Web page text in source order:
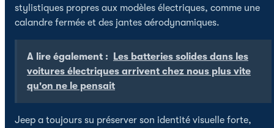
stylistiques propres aux modèles électriques, comme une
calandre fermée et des jantes aérodynamiques.
A lire également :
Les batteries solides dans les
voitures électriques arrivent chez nous plus vite
qu'on ne le pensait
Jeep a toujours su préserver son identité visuelle forte,